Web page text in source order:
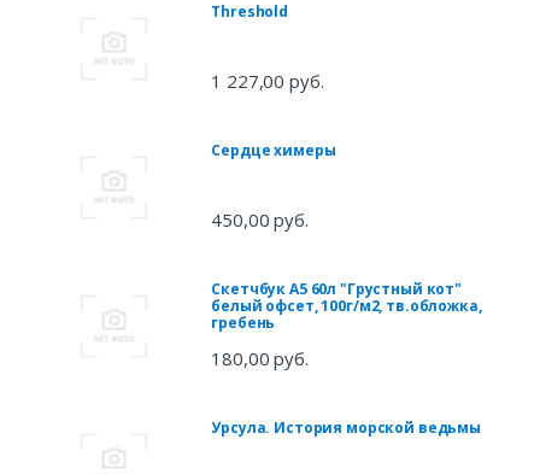
Threshold
1 227,00 руб.
Сердце химеры
450,00 руб.
Скетчбук А5 60л "Грустный кот"
белый офсет, 100г/м2, тв.обложка,
гребень
180,00 руб.
Урсула. История морской ведьмы